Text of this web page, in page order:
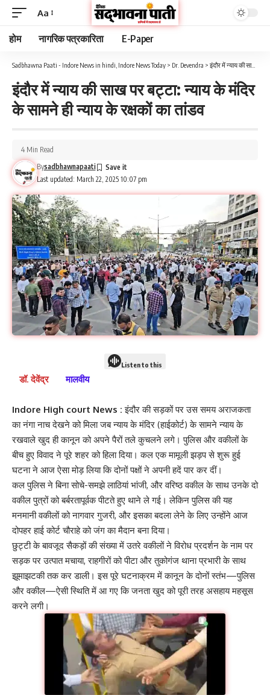
Aa
होम नागरिक पत्रकारिता E-Paper
Sadbhawna Paati - Indore News in hindi, Indore News Today > Dr. Devendra > इंदौर में न्याय की साख पर बट्टा: न्याय के मंदिर के सामने ही न्याय के रक्षकों का तांडव
इंदौर में न्याय की साख पर बट्टा: न्याय के मंदिर
के सामने ही न्याय के रक्षकों का तांडव
Last updated: March 22, 2025 10:07 pm
Bysadbhawnapaati
4 Min Read
Listen to this
डॉ. देवेंद्र मालवीय
Indore High court News : इंदौर की सड़कों पर उस समय अराजकता
का नंगा नाच देखने को मिला जब न्याय के मंदिर (हाईकोर्ट) के सामने न्याय के
रखवाले खुद ही कानून को अपने पैरों तले कुचलने लगे। पुलिस और वकीलों के
बीच हुए विवाद ने पूरे शहर को हिला दिया। कल एक मामूली झड़प से शुरू हुई
घटना ने आज ऐसा मोड़ लिया कि दोनों पक्षों ने अपनी हदें पार कर दीं।
कल पुलिस ने बिना सोचे-समझे लाठियां भांजी, और वरिष्ठ वकील के साथ उनके दो
वकील पुत्रों को बर्बरतापूर्वक पीटते हुए थाने ले गई। लेकिन पुलिस की यह
मनमानी वकीलों को नागवार गुजरी, और इसका बदला लेने के लिए उन्होंने आज
दोपहर हाई कोर्ट चौराहे को जंग का मैदान बना दिया।
छुट्टी के बावजूद सैकड़ों की संख्या में उतरे वकीलों ने विरोध प्रदर्शन के नाम पर
सड़क पर उत्पात मचाया, राहगीरों को पीटा और तुकोगंज थाना प्रभारी के साथ
झूमाझटकी तक कर डाली। इस पूरे घटनाक्रम में कानून के दोनों स्तंभ—पुलिस
और वकील—ऐसी स्थिति में आ गए कि जनता खुद को पूरी तरह असहाय महसूस
करने लगी।